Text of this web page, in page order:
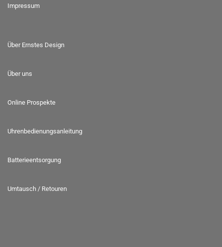
Impressum
Über Ernstes Design
Über uns
Online Prospekte
Uhrenbedienungsanleitung
Batterieentsorgung
Umtausch / Retouren